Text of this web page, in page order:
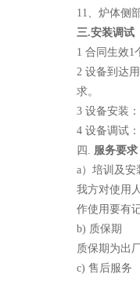
11、炉体侧
三.安装调试
1 合同生效1
2 设备到达
求。
3 设备安装
4 设备调试
四. 服务要求
a）培训及安
我方对使用
作使用要有
b) 质保期
质保期为出
c) 售后服务